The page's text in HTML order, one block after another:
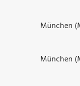
München
München